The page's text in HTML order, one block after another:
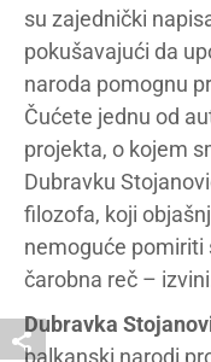
su zajednički
pokušavajući da
naroda pomognu
Čućete jednu od
projekta, o kojem
Dubravku
filozofa, koji
nemoguće pomiriti
čarobna reč –
Dubravka
balkanski narodi